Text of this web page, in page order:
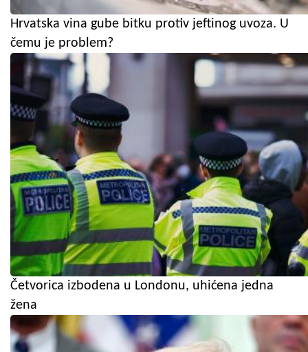
Hrvatska vina gube bitku protiv jeftinog uvoza. U
čemu je problem?
Četvorica izbodena u Londonu, uhićena jedna
žena